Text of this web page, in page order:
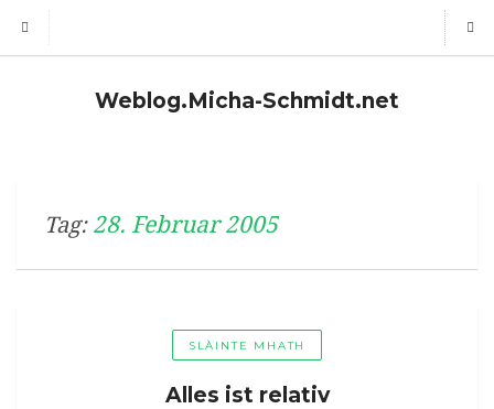
Weblog.Micha-Schmidt.net
Tag: 28. Februar 2005
SLÀINTE MHATH
Alles ist relativ